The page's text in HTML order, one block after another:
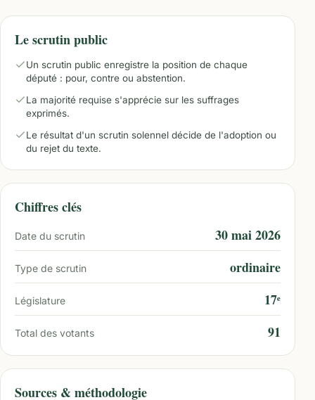
Le scrutin public
Un scrutin public enregistre la position de chaque
député : pour, contre ou abstention.
La majorité requise s'apprécie sur les suffrages
exprimés.
Le résultat d'un scrutin solennel décide de l'adoption ou
du rejet du texte.
Chiffres clés
Date du scrutin 30 mai 2026
Type de scrutin ordinaire
Législature 17ᵉ
Total des votants 91
Sources & méthodologie